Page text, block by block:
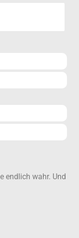
endlich wahr. Und